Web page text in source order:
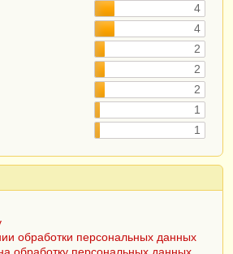
4
4
2
2
2
1
1
обработки персональных данных